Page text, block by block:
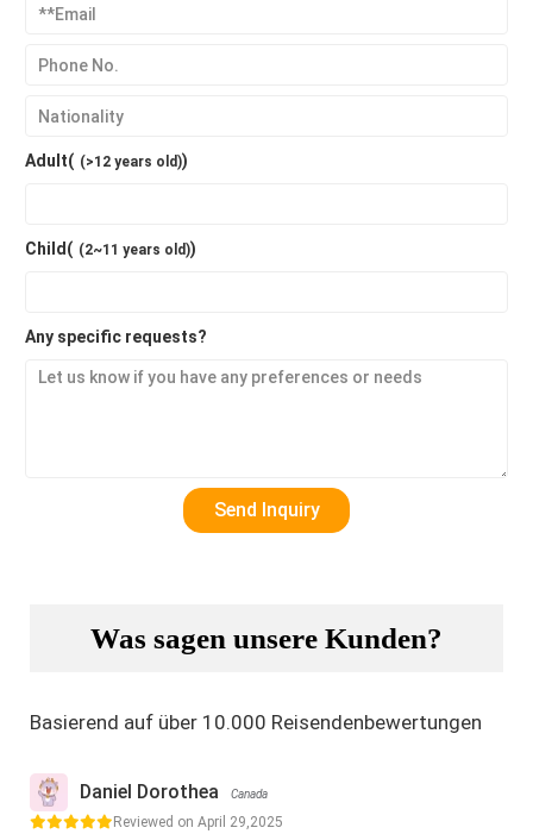
Adult( (>12 years old))
Child( (2~11 years old))
Any specific requests?
Was sagen unsere Kunden?
Basierend auf über 10.000 Reisendenbewertungen
Daniel Dorothea Canada
Reviewed on April 29,2025